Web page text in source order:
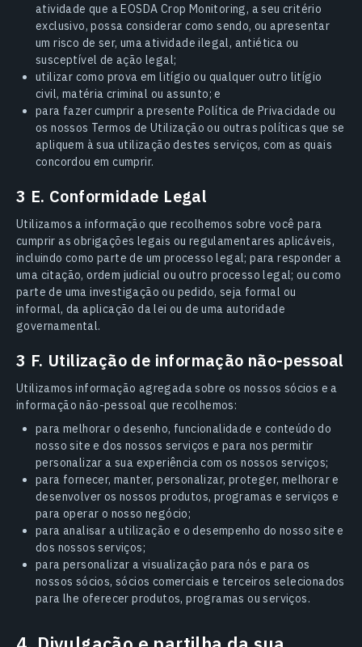
atividade que a EOSDA Crop Monitoring, a seu critério
exclusivo, possa considerar como sendo, ou apresentar
um risco de ser, uma atividade ilegal, antiética ou
susceptível de ação legal;
utilizar como prova em litígio ou qualquer outro litígio
civil, matéria criminal ou assunto; e
para fazer cumprir a presente Política de Privacidade ou
os nossos Termos de Utilização ou outras políticas que se
apliquem à sua utilização destes serviços, com as quais
concordou em cumprir.
3 E. Conformidade Legal
Utilizamos a informação que recolhemos sobre você para
cumprir as obrigações legais ou regulamentares aplicáveis,
incluindo como parte de um processo legal; para responder a
uma citação, ordem judicial ou outro processo legal; ou como
parte de uma investigação ou pedido, seja formal ou
informal, da aplicação da lei ou de uma autoridade
governamental.
3 F. Utilização de informação não-pessoal
Utilizamos informação agregada sobre os nossos sócios e a
informação não-pessoal que recolhemos:
para melhorar o desenho, funcionalidade e conteúdo do
nosso site e dos nossos serviços e para nos permitir
personalizar a sua experiência com os nossos serviços;
para fornecer, manter, personalizar, proteger, melhorar e
desenvolver os nossos produtos, programas e serviços e
para operar o nosso negócio;
para analisar a utilização e o desempenho do nosso site e
dos nossos serviços;
para personalizar a visualização para nós e para os
nossos sócios, sócios comerciais e terceiros selecionados
para lhe oferecer produtos, programas ou serviços.